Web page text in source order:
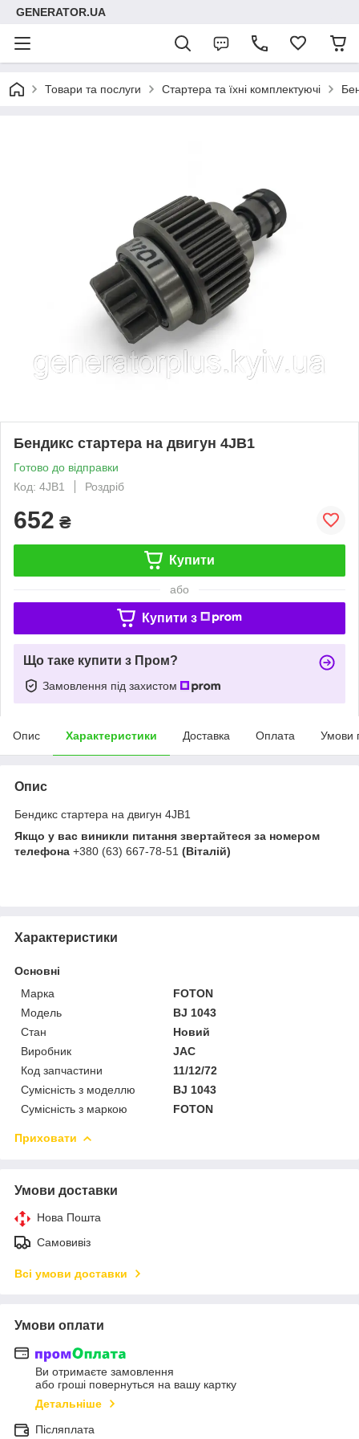
GENERATOR.UA
Товари та послуги Стартера та їхні комплектуючі
Бендикс стартера на двигун 4JB1
Готово до відправки
Код: 4JB1
Роздріб
652 ₴
Купити
або
Купити з
Що таке купити з Пром?
Замовлення під захистом
Опис Характеристики Доставка Оплата Умови
Опис
Бендикс стартера на двигун 4JB1
Якщо у вас виникли питання звертайтеся за номером
телефона +380 (63) 667-78-51 (Віталій)
Характеристики
Основні
Марка
FOTON
Модель
BJ 1043
Стан
Новий
Виробник
JAC
Код запчастини
11/12/72
Сумісність з моделлю
BJ 1043
Сумісність з маркою
FOTON
Приховати
Умови доставки
Нова Пошта
Самовивіз
Всі умови доставки
Умови оплати
Ви отримаєте замовлення
або гроші повернуться на вашу картку
Детальніше
Післяплата